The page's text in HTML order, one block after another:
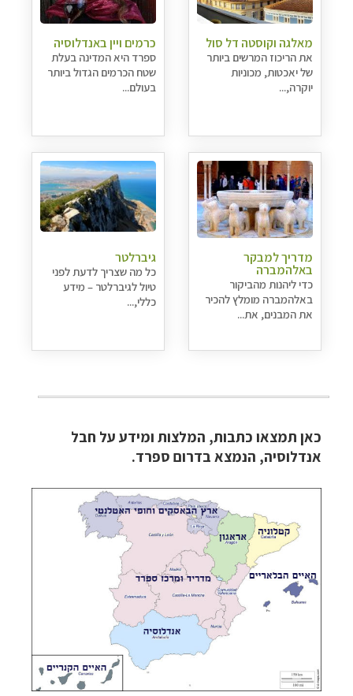
מאלגה וקוסטה דל סול
את הריכוז המרשים ביותר
של יאכטות, מכוניות
יוקרה,...
כרמים ויין באנדלוסיה
ספרד היא המדינה בעלת
שטח הכרמים הגדול ביותר
בעולם...
מדריך למבקר
באלהמברה
כדי ליהנות מהביקור
באלהמברה מומלץ להכיר
את המבנים, את...
גיברלטר
כל מה שצריך לדעת לפני
טיול לגיברלטר – מידע
כללי,...
כאן תמצאו כתבות, המלצות ומידע על חבל
אנדלוסיה, הנמצא בדרום ספרד.